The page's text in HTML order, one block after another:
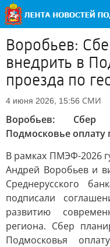
Воробьев:
внедрить в
проезда по
4 июня 2026, 15:56 СМИ
Воробьев: Сбер
Подмосковье оплату
В рамках ПМЭФ-2026
Андрей Воробьев и
Среднерусского
подписали
развитию
региона. Сбер
Подмосковья